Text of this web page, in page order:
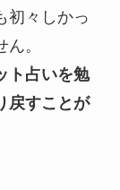
初々しかっ
。
ト占いを勉
戻すことが